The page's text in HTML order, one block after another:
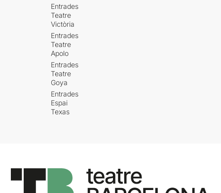
Entrades
Teatre
Victòria
Entrades
Teatre
Apolo
Entrades
Teatre
Goya
Entrades
Espai
Texas